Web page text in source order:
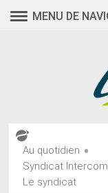
MENU DE
Au quotidien •
Syndicat
Le syndicat